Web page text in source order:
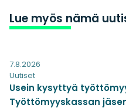
Lue myös nämä
7.8.2026
Uutiset
Usein kysyttyä
Työttömyyskassan